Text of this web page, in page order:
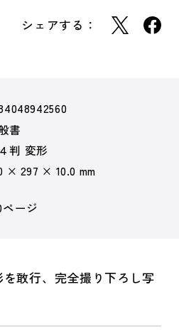
シェアする：
書
判 変形
× 297 × 10.0 mm
ページ
敢行、完全撮り下ろし写